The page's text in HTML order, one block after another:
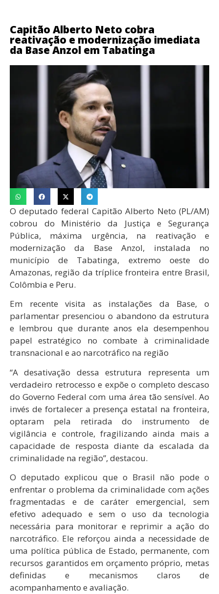
Capitão Alberto Neto cobra
reativação e modernização imediata
da Base Anzol em Tabatinga
O deputado federal Capitão Alberto Neto (PL/AM)
cobrou do Ministério da Justiça e Segurança
Pública, máxima urgência, na reativação e
modernização da Base Anzol, instalada no
município de Tabatinga, extremo oeste do
Amazonas, região da tríplice fronteira entre Brasil,
Colômbia e Peru.
Em recente visita as instalações da Base, o
parlamentar presenciou o abandono da estrutura
e lembrou que durante anos ela desempenhou
papel estratégico no combate à criminalidade
transnacional e ao narcotráfico na região
“A desativação dessa estrutura representa um
verdadeiro retrocesso e expõe o completo descaso
do Governo Federal com uma área tão sensível. Ao
invés de fortalecer a presença estatal na fronteira,
optaram pela retirada do instrumento de
vigilância e controle, fragilizando ainda mais a
capacidade de resposta diante da escalada da
criminalidade na região”, destacou.
O deputado explicou que o Brasil não pode o
enfrentar o problema da criminalidade com ações
fragmentadas e de caráter emergencial, sem
efetivo adequado e sem o uso da tecnologia
necessária para monitorar e reprimir a ação do
narcotráfico. Ele reforçou ainda a necessidade de
uma política pública de Estado, permanente, com
recursos garantidos em orçamento próprio, metas
definidas e mecanismos claros de
acompanhamento e avaliação.